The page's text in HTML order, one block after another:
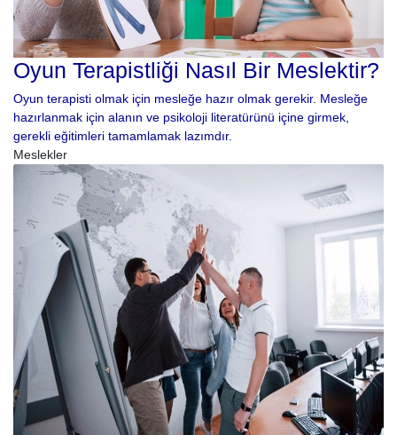
Oyun Terapistliği Nasıl Bir Meslektir?
Oyun terapisti olmak için mesleğe hazır olmak gerekir. Mesleğe
hazırlanmak için alanın ve psikoloji literatürünü içine girmek,
gerekli eğitimleri tamamlamak lazımdır.
Meslekler